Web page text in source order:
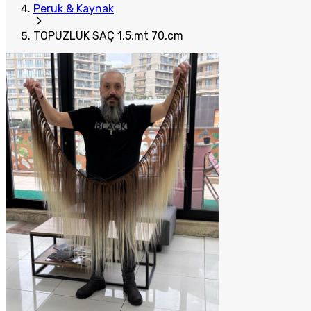
Peruk & Kaynak
TOPUZLUK SAÇ 1,5,mt 70,cm